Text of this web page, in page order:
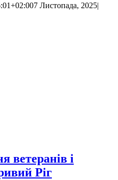
7 Листопада, 2025|
ветеранів і
Ріг